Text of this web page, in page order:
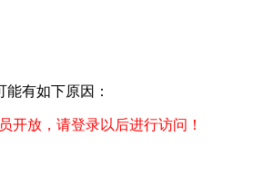
有如下原因：
开放，请登录以后进行访问！